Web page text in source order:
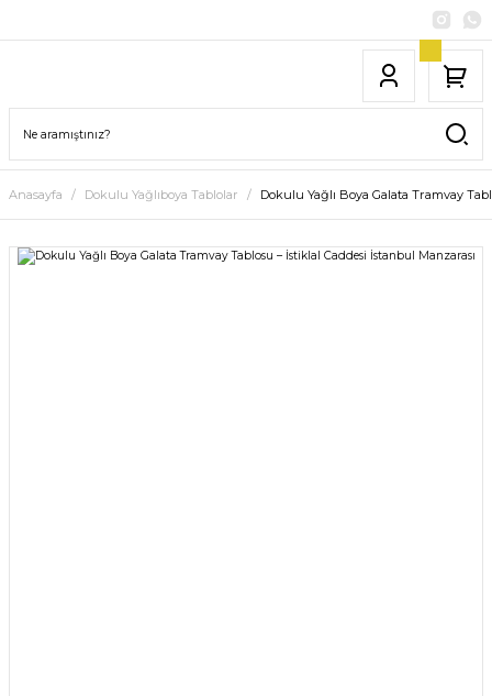
Anasayfa Dokulu Yağlıboya Tablolar Dokulu Yağlı Boya Galata Tramvay